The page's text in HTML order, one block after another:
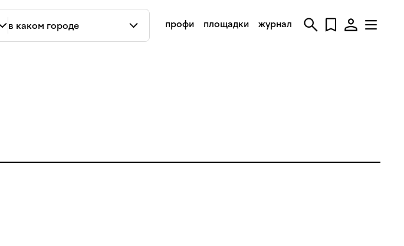
профи площадки журнал